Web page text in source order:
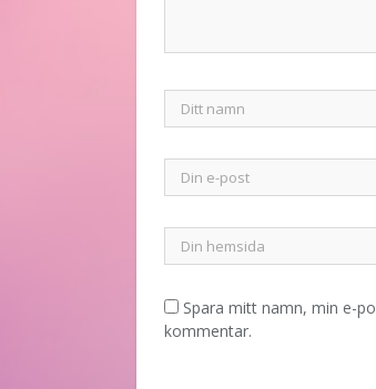
Spara mitt namn, min e-
kommentar.